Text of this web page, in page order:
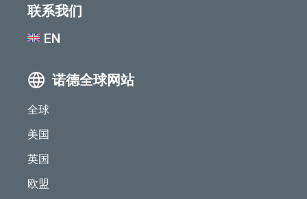
联系我们
EN
诺德全球网站
全球
美国
英国
欧盟